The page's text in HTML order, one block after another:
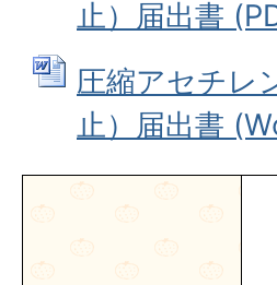
止）届出書
圧縮アセチレ
止）届出書